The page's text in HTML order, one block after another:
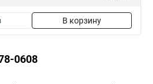
В корзину
0608